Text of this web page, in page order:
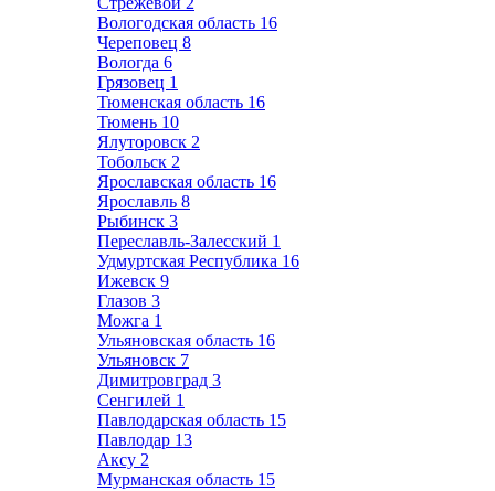
Вологодская область 16
Череповец 8
Вологда 6
Грязовец 1
Тюменская область 16
Тюмень 10
Ялуторовск 2
Тобольск 2
Ярославская область 16
Ярославль 8
Рыбинск 3
Переславль-Залесский 1
Удмуртская Республика 16
Ижевск 9
Глазов 3
Можга 1
Ульяновская область 16
Ульяновск 7
Димитровград 3
Сенгилей 1
Павлодарская область 15
Павлодар 13
Аксу 2
Мурманская область 15